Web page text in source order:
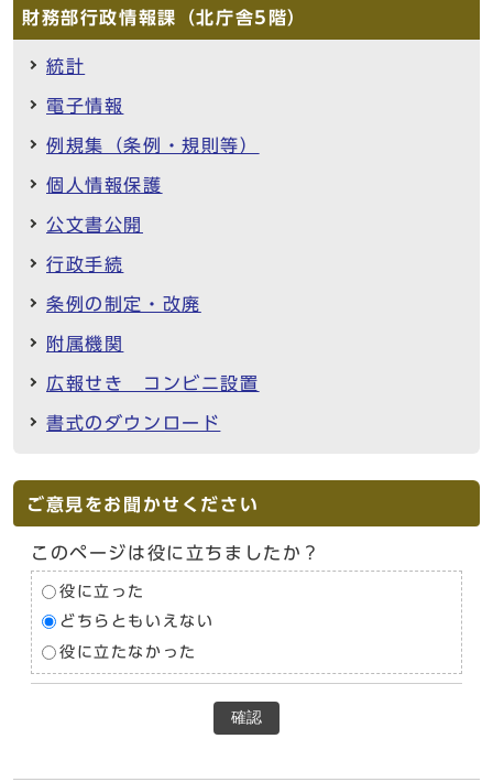
財務部行政情報課（北庁舎5階）
統計
電子情報
例規集（条例・規則等）
個人情報保護
公文書公開
行政手続
条例の制定・改廃
附属機関
広報せき コンビニ設置
書式のダウンロード
ご意見をお聞かせください
このページは役に立ちましたか？
役に立った
どちらともいえない
役に立たなかった
確認